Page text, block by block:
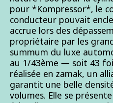
pour *Kompressor*, le
conducteur pouvait
accrue lors des
propriétaire par les
summum du luxe
au 1/43ème — soit 43
réalisée en zamak, un
garantit une belle
volumes. Elle se